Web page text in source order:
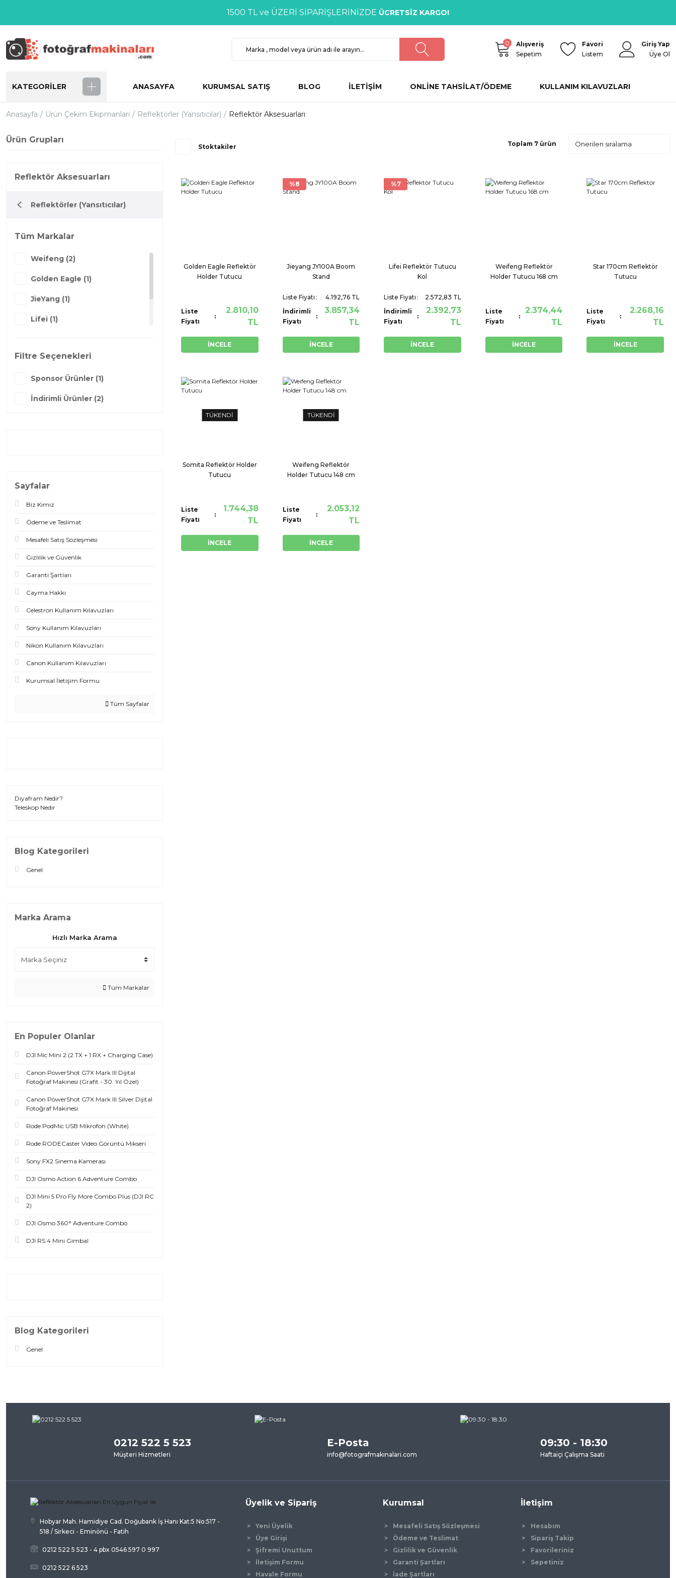
1500 TL ve ÜZERİ SİPARİŞLERİNİZDE ÜCRETSİZ KARGO!
0
Alışveriş
Sepetim
Favori
Listem
Giriş Yap
Üye Ol
KATEGORİLER ANASAYFA KURUMSAL SATIŞ BLOG İLETİŞİM ONLİNE TAHSİLAT/ÖDEME KULLANIM KILAVUZLARI
Anasayfa Ürün Çekim Ekipmanları Reflektörler (Yansıtıcılar) Reflektör Aksesuarları
Ürün Grupları
Reflektör Aksesuarları
Reflektörler (Yansıtıcılar)
Tüm Markalar
Weifeng (2)
Golden Eagle (1)
JieYang (1)
Lifei (1)
Star (1)
Filtre Seçenekleri
Sponsor Ürünler (1)
İndirimli Ürünler (2)
Sayfalar
Biz Kimiz
Ödeme ve Teslimat
Mesafeli Satış Sözleşmesi
Gizlilik ve Güvenlik
Garanti Şartları
Cayma Hakkı
Celestron Kullanım Kılavuzları
Sony Kullanım Kılavuzları
Nikon Kullanım Kılavuzları
Canon Kullanım Kılavuzları
Kurumsal İletişim Formu
Tüm Sayfalar
Diyafram Nedir?
Teleskop Nedir
Blog Kategorileri
Genel
Marka Arama
Hızlı Marka Arama
Tüm Markalar
En Populer Olanlar
DJI Mic Mini 2 (2 TX + 1 RX + Charging Case)
Canon PowerShot G7X Mark III Dijital
Fotoğraf Makinesi (Grafit - 30. Yıl Özel)
Canon PowerShot G7X Mark III Silver Dijital
Fotoğraf Makinesi
Rode PodMic USB Mikrofon (White)
Rode RODECaster Video Görüntü Mikseri
Sony FX2 Sinema Kamerası
DJI Osmo Action 6 Adventure Combo
DJI Mini 5 Pro Fly More Combo Plus (DJI RC
2)
DJI Osmo 360° Adventure Combo
DJI RS 4 Mini Gimbal
Blog Kategorileri
Genel
Stoktakiler Toplam 7 ürün
Golden Eagle Reflektör
Holder Tutucu
Liste
Fiyatı
2.810,10
TL
İNCELE
%8
Jieyang JY100A Boom
Stand
Liste Fiyatı
4.192,76 TL
İndirimli
Fiyatı
3.857,34
TL
İNCELE
%7
Lifei Reflektör Tutucu
Kol
Liste Fiyatı
2.572,83 TL
İndirimli
Fiyatı
2.392,73
TL
İNCELE
Weifeng Reflektör
Holder Tutucu 168 cm
Liste
Fiyatı
2.374,44
TL
İNCELE
Star 170cm Reflektör
Tutucu
Liste
Fiyatı
2.268,16
TL
İNCELE
TÜKENDİ
Somita Reflektör Holder
Tutucu
Liste
Fiyatı
1.744,38
TL
İNCELE
TÜKENDİ
Weifeng Reflektör
Holder Tutucu 148 cm
Liste
Fiyatı
2.053,12
TL
İNCELE
0212 522 5 523
Müşteri Hizmetleri
E-Posta
info@fotografmakinalari.com
09:30 - 18:30
Haftaiçi Çalışma Saati
Hobyar Mah. Hamidiye Cad. Doğubank İş Hanı Kat:5 No:517 -
518 / Sirkeci - Eminönü - Fatih
0212 522 5 523 - 4 pbx 0546 597 0 997
0212 522 6 523
Üyelik ve Sipariş
Yeni Üyelik
Üye Girişi
Şifremi Unuttum
İletişim Formu
Havale Formu
Kurumsal
Mesafeli Satış Sözleşmesi
Ödeme ve Teslimat
Gizlilik ve Güvenlik
Garanti Şartları
İade Şartları
İletişim
Hesabım
Sipariş Takip
Favorileriniz
Sepetiniz